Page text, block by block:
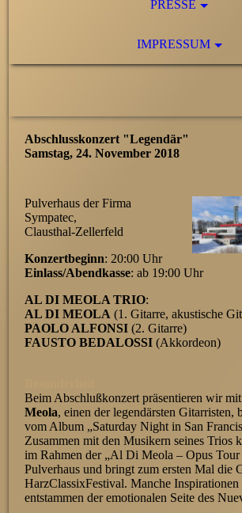
PRESSE
IMPRESSUM
Abschlusskonzert "Legendär"
Samstag, 24. November 2018
Pulverhaus der Firma
Sympatec,
Clausthal-Zellerfeld
Konzertbeginn: 20:00 Uhr
Einlass/Abendkasse: ab 19:00 Uhr
AL DI MEOLA TRIO:
AL DI MEOLA (1. Gitarre, akustische
PAOLO ALFONSI (2. Gitarre)
FAUSTO BEDALOSSI (Akkordeon)
Beim Abschlußkonzert präsentieren wir mit
Meola, einen der legendärsten Gitarristen,
vom Album „Saturday Night in San
Zusammen mit den Musikern seines Trios
im Rahmen der „Al Di Meola – Opus Tour
Pulverhaus und bringt zum ersten Mal die
HarzClassixFestival. Manche Inspirationen
entstammen der emotionalen Seite des